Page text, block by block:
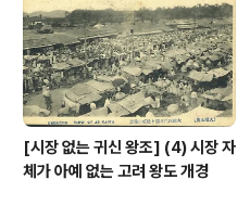
[시장 없는 귀신 왕조] (4) 시장 자
체가 아예 없는 고려 왕도 개경